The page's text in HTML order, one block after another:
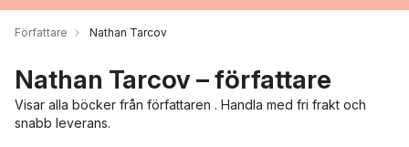
Författare Nathan Tarcov
Nathan Tarcov – författare
Visar alla böcker från författaren . Handla med fri frakt och
snabb leverans.